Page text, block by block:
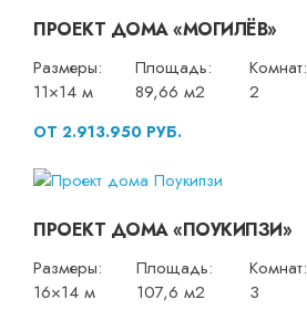
ПРОЕКТ ДОМА «МОГИЛЁВ»
Размеры:
11×14 м
Площадь:
89,66 м2
Комнат:
2
ОТ 2.913.950 РУБ.
ПРОЕКТ ДОМА «ПОУКИПЗИ»
Размеры:
16×14 м
Площадь:
107,6 м2
Комнат:
3